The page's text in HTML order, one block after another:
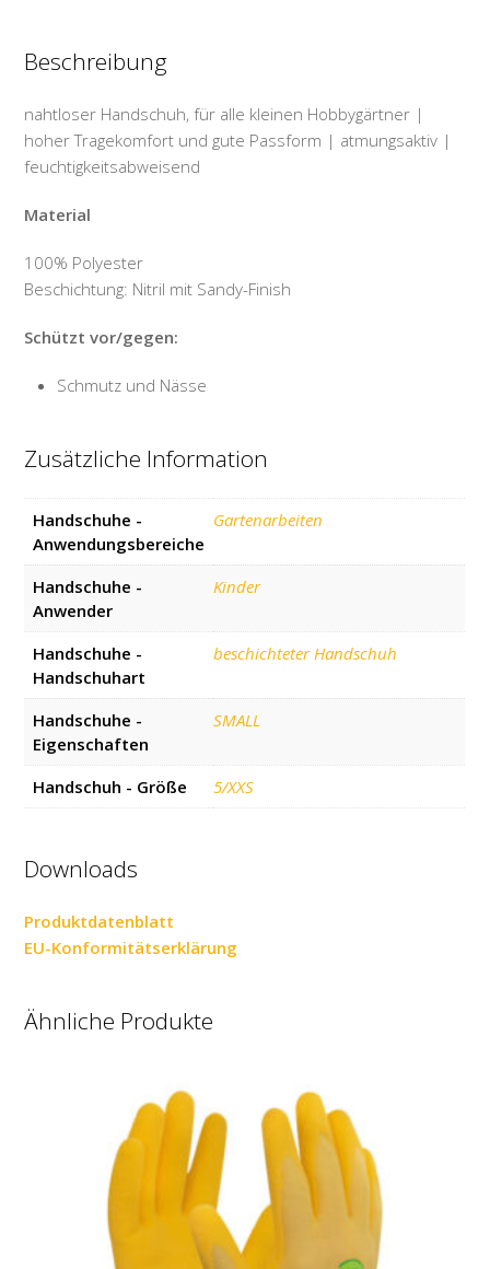
Beschreibung
nahtloser Handschuh, für alle kleinen Hobbygärtner |
hoher Tragekomfort und gute Passform | atmungsaktiv |
feuchtigkeitsabweisend
Material
100% Polyester
Beschichtung: Nitril mit Sandy-Finish
Schützt vor/gegen:
Schmutz und Nässe
Zusätzliche Information
Handschuhe -
Anwendungsbereiche
Gartenarbeiten
Handschuhe -
Anwender
Kinder
Handschuhe -
Handschuhart
beschichteter Handschuh
Handschuhe -
Eigenschaften
SMALL
Handschuh - Größe 5/XXS
Downloads
Produktdatenblatt
EU-Konformitätserklärung
Ähnliche Produkte